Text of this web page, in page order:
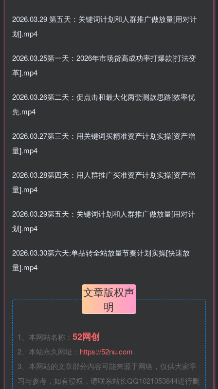
2026.03.29 第五天：关键词计划和人群推广做放量[用对计
划].mp4
2026.03.25第一天：2026年市场货高成功率打爆款[打法变
革].mp4
2026.03.26第二天：促点击和最大化两套测款思路[效率优
先.mp4
2026.03.27第三天：用关键词买精准资产计划实操[资产增
量].mp4
2026.03.28第四天：用人群推广买准资产计划实操[资产增
量].mp4
2026.03.29第五天：关键词计划和人群推广做放量[用对计
划].mp4
2026.03.30第六天:单品转全站放量节奏计划实操[快速放
量].mp4
文章版权声
明
1、本网站名称： 52网创
2、本站永久网址： https://52nu.com
3、本网站的文章部分内容可能来源于网络，仅供大家学
习与参考，如有侵权，请联系站长QQ1021053844进行删